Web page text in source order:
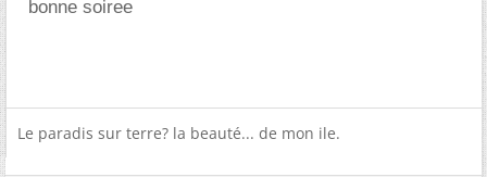
bonne soiree
Le paradis sur terre? la beauté... de mon ile.